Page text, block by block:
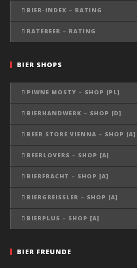
BIER-INDEX – RATING
RATEBEER – RATING
BIER SHOPS
PIWNE MOSTY – SHOP [PL]
BIERHANDWERK – SHOP [D]
BEER STORE VIENNA – SHOP [A]
BEERLOVERS – SHOP [A]
BIERFRACHT – SHOP [A]
BIERGREISSLER – SHOP [A]
BIERPLUS – SHOP [A]
BIER FREUNDE